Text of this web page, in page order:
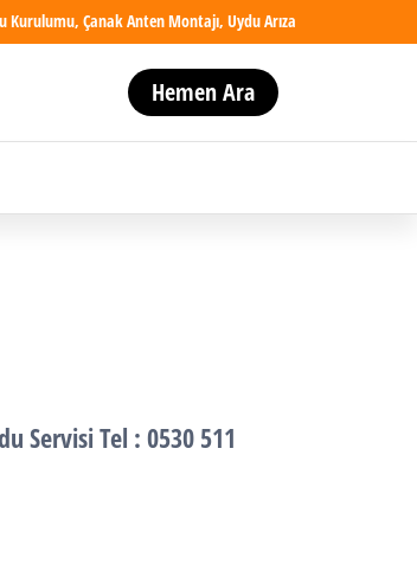
Kurulumu, Çanak Anten Montajı, Uydu Arıza
Hemen Ara
ServisiTel : 0530 511